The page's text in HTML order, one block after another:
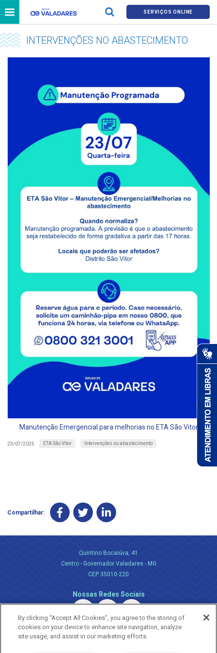
SERVIÇOS ONLINE
INTERVENÇÕES NO ABASTECIMENTO
Manutenção Emergencial para melhorias no ETA São Vitor
23/07/2025 ETA São Vítor Intervenções no abastecimento
Compartilhar:
Quintino Bocaiúva, 41
Centro - Governador Valadares - MG
CEP 35010-220
Nossas Redes Sociais
By clicking “Accept All Cookies”, you agree to the storing of
cookies on your device to enhance site navigation, analyze
site usage, and assist in our marketing efforts.